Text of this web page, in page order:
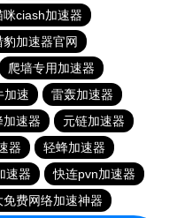
咪ciash加速器
豹加速器官网
爬墙专用加速器
加速
雷轰加速器
加速器
元链加速器
器
轻蜂加速器
速器
快连pvn加速器
免费网络加速神器